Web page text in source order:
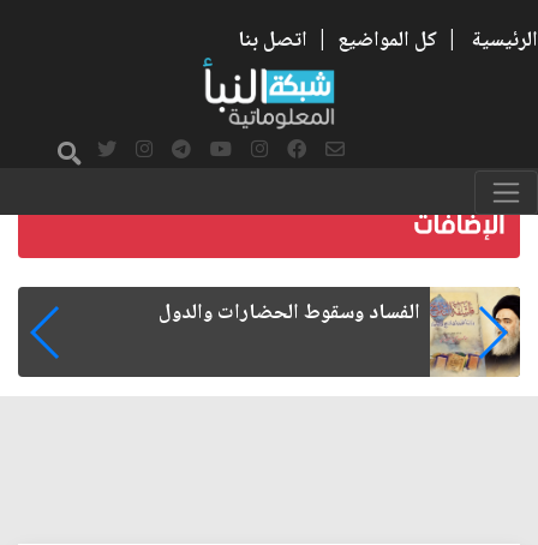
الرئيسية | كل المواضيع | اتصل بنا
رواتب الموظفين على صفيح ساخن